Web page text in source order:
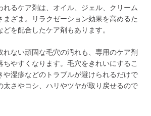
れるケア剤は、オイル、ジェル、クリーム
まざま。リラクゼーション効果を高めるた
を配合したケア剤もあります。
れない頑固な毛穴の汚れも、専用のケア剤
ちやすくなります。毛穴をきれいにするこ
や湿疹などのトラブルが避けられるだけで
太さやコシ、ハリやツヤが取り戻せるので